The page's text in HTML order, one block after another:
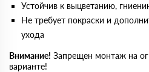
Устойчив к выцветанию,
Не требует покраски и
ухода
Внимание! Запрещен монтаж на
варианте!